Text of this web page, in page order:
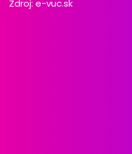
Zdroj: e-vuc.sk